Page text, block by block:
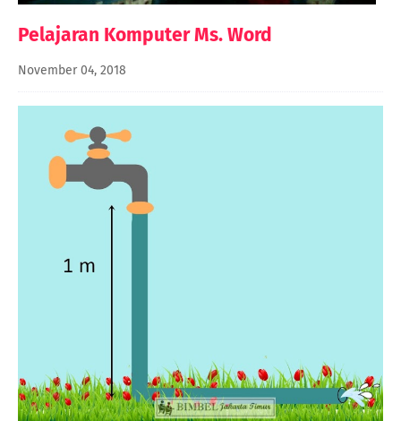
Pelajaran Komputer Ms. Word
November 04, 2018